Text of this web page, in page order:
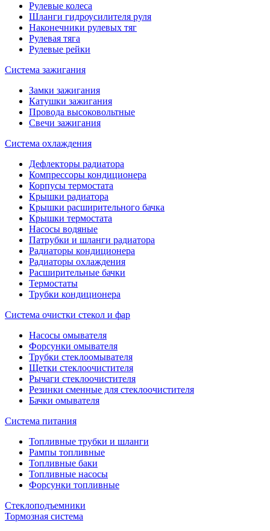
Рулевые колеса
Шланги гидроусилителя руля
Наконечники рулевых тяг
Рулевая тяга
Рулевые рейки
Система зажигания
Замки зажигания
Катушки зажигания
Провода высоковольтные
Свечи зажигания
Система охлаждения
Дефлекторы радиатора
Компрессоры кондиционера
Корпусы термостата
Крышки радиатора
Крышки расширительного бачка
Крышки термостата
Насосы водяные
Патрубки и шланги радиатора
Радиаторы кондиционера
Радиаторы охлаждения
Расширительные бачки
Термостаты
Трубки кондиционера
Система очистки стекол и фар
Насосы омывателя
Форсунки омывателя
Трубки стеклоомывателя
Щетки стеклоочистителя
Рычаги стеклоочистителя
Резинки сменные для стеклоочистителя
Бачки омывателя
Система питания
Топливные трубки и шланги
Рампы топливные
Топливные баки
Топливные насосы
Форсунки топливные
Стеклоподъемники
Тормозная система